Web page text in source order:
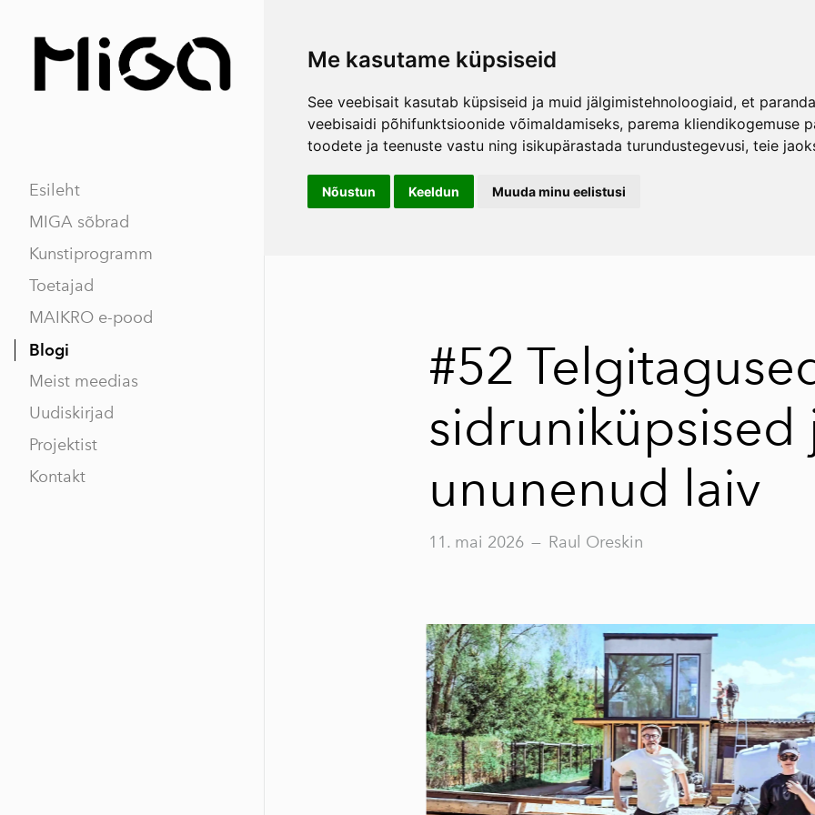
Me kasutame küpsiseid
See veebisait kasutab küpsiseid ja muid jälgimistehnoloogiaid, et
veebisaidi põhifunktsioonide võimaldamiseks, parema kliendikogemuse
toodete ja teenuste vastu ning isikupärastada turundustegevusi, teie
Nõustun Keeldun Muuda minu eelistusi
Esileht
MIGA sõbrad
Kunstiprogramm
Toetajad
MAIKRO e-pood
Blogi
Meist meedias
Uudiskirjad
Projektist
Kontakt
#52
sidruniküpsised
ununenud laiv
11. mai 2026 — Raul Oreskin